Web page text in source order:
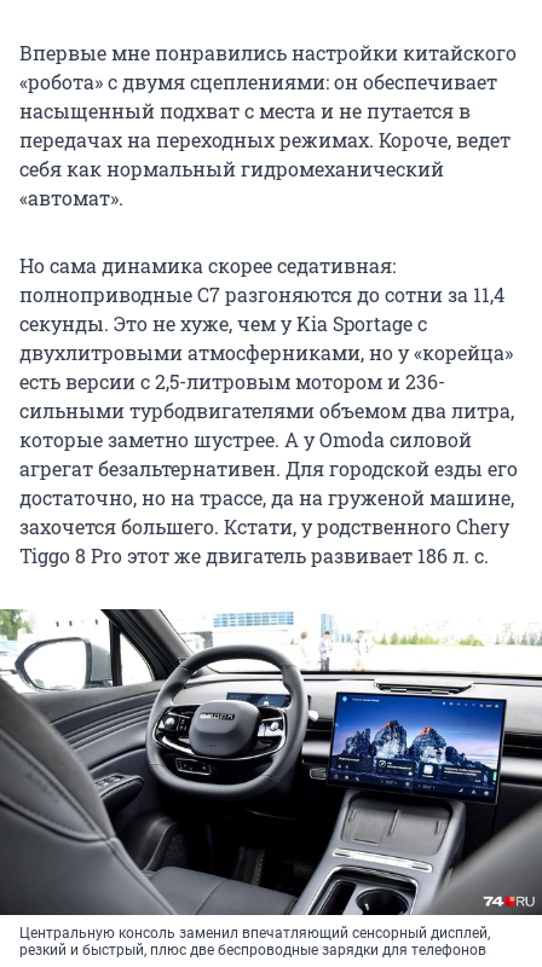
Впервые мне понравились настройки китайского
«робота» с двумя сцеплениями: он обеспечивает
насыщенный подхват с места и не путается в
передачах на переходных режимах. Короче, ведет
себя как нормальный гидромеханический
«автомат».
Но сама динамика скорее седативная:
полноприводные С7 разгоняются до сотни за 11,4
секунды. Это не хуже, чем у Kia Sportage с
двухлитровыми атмосферниками, но у «корейца»
есть версии с 2,5-литровым мотором и 236-
сильными турбодвигателями объемом два литра,
которые заметно шустрее. А у Omoda силовой
агрегат безальтернативен. Для городской езды его
достаточно, но на трассе, да на груженой машине,
захочется большего. Кстати, у родственного Chery
Tiggo 8 Pro этот же двигатель развивает 186 л. с.
Центральную консоль заменил впечатляющий сенсорный дисплей,
резкий и быстрый, плюс две беспроводные зарядки для телефонов